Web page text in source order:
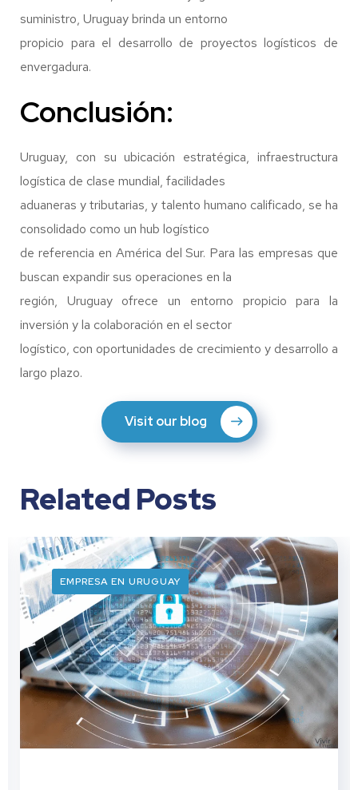
suministro, Uruguay brinda un entorno
propicio para el desarrollo de proyectos logísticos de
envergadura.
Conclusión:
Uruguay, con su ubicación estratégica, infraestructura
logística de clase mundial, facilidades
aduaneras y tributarias, y talento humano calificado, se ha
consolidado como un hub logístico
de referencia en América del Sur. Para las empresas que
buscan expandir sus operaciones en la
región, Uruguay ofrece un entorno propicio para la
inversión y la colaboración en el sector
logístico, con oportunidades de crecimiento y desarrollo a
largo plazo.
Visit our blog
Related Posts
EMPRESA EN URUGUAY